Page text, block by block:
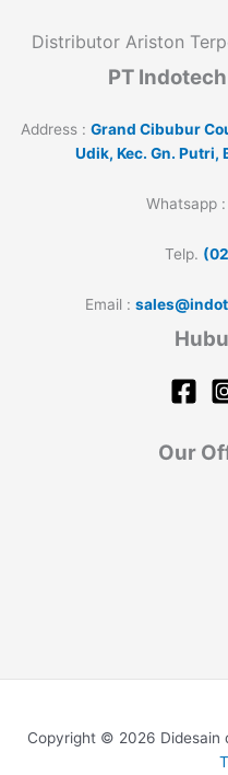
Distributor Ariston
PT
Address : Grand Cibubur
Udik, Kec. Gn. Putri,
Whatsapp :
Telp.
Email :
Our
Copyright © 2026 Didesain